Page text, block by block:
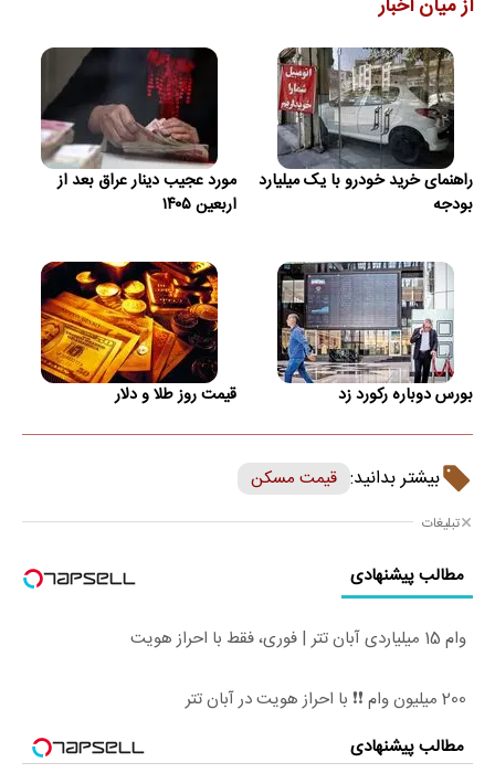
از میان اخبار
راهنمای خرید خودرو با یک میلیارد
بودجه
مورد عجیب دینار عراق بعد از
اربعین ۱۴۰۵
بورس دوباره رکورد زد قیمت روز طلا و دلار
بیشتر بدانید: قیمت مسکن
تبلیغات
مطالب پیشنهادی
وام 15 میلیاردی آبان تتر | فوری، فقط با احراز هویت
200 میلیون وام ❗❗ با احراز هویت در آبان تتر
مطالب پیشنهادی